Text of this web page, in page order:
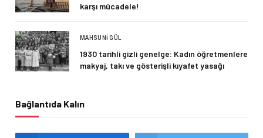
karşı mücadele!
MAHSUNI GÜL
1930 tarihli gizli genelge: Kadın öğretmenlere
makyaj, takı ve gösterişli kıyafet yasağı
Bağlantıda Kalın